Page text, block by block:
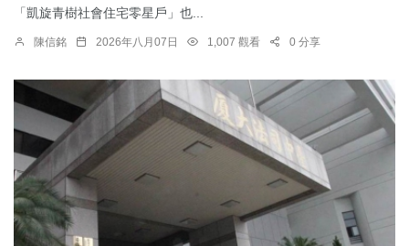
「凱旋青樹社會住宅零星戶」也...
陳信銘 2026年八月07日 1,007 觀看 0 分享